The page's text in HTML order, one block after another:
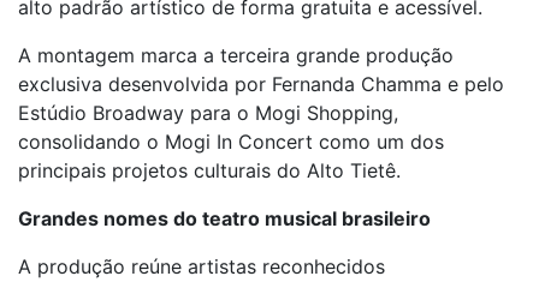
alto padrão artístico de forma gratuita e acessível.
A montagem marca a terceira grande produção
exclusiva desenvolvida por Fernanda Chamma e pelo
Estúdio Broadway para o Mogi Shopping,
consolidando o Mogi In Concert como um dos
principais projetos culturais do Alto Tietê.
Grandes nomes do teatro musical brasileiro
A produção reúne artistas reconhecidos